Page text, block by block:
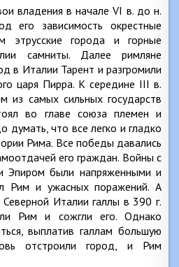
владения в начале VI в. до н.
его зависимость окрестные
этрусские города и горные
самниты. Далее римляне
в Италии Тарент и разгромили
царя Пирра. К середине III в.
из самых сильных государств
во главе союза племен и
думать, что все легко и гладко
Рима. Все победы давались
его граждан. Войны с
Эпиром были напряженными и
Рим и ужасных поражений. А
Италии галлы в 390 г.
Рим и сожгли его. Однако
выплатив галлам большую
отстроили город, и Рим